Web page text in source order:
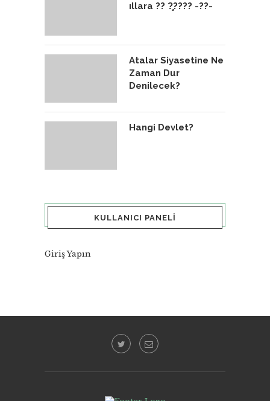
ıllara ?? ?̧???? -??-
Atalar Siyasetine Ne
Zaman Dur
Denilecek?
Hangi Devlet?
KULLANICI PANELI
Giriş Yapın